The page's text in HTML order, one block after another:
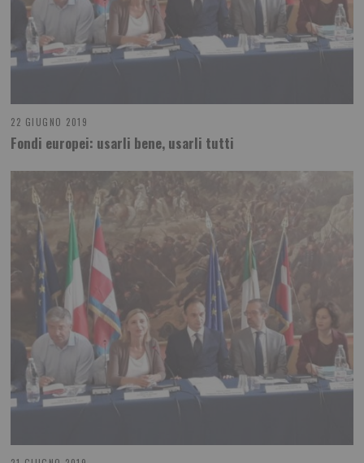
22 GIUGNO 2019
Fondi europei: usarli bene, usarli tutti